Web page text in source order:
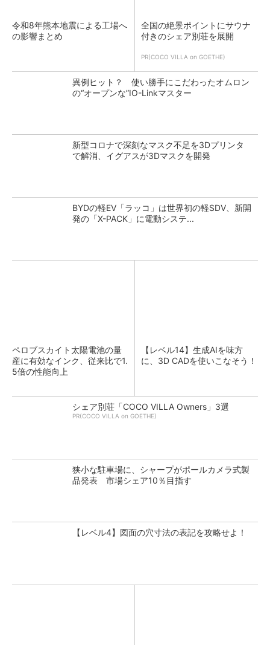
令和8年熊本地震による工場へ
の影響まとめ
全国の絶景ポイントにサウナ
付きのシェア別荘を展開
PR(COCO VILLA on GOETHE)
異例ヒット？ 使い勝手にこだわったオムロン
の“オープンな”IO-Linkマスター
新型コロナで深刻なマスク不足を3Dプリンタ
で解消、イグアスが3Dマスクを開発
BYDの軽EV「ラッコ」は世界初の軽SDV、新開
発の「X-PACK」に電動システ...
ペロブスカイト太陽電池の量
産に有効なインク、従来比で1.
5倍の性能向上
【レベル14】生成AIを味方
に、3D CADを使いこなそう！
シェア別荘「COCO VILLA Owners」3選
PR(COCO VILLA on GOETHE)
狭小な駐車場に、シャープがポールカメラ式製
品発表 市場シェア10％目指す
【レベル4】図面の穴寸法の表記を攻略せよ！